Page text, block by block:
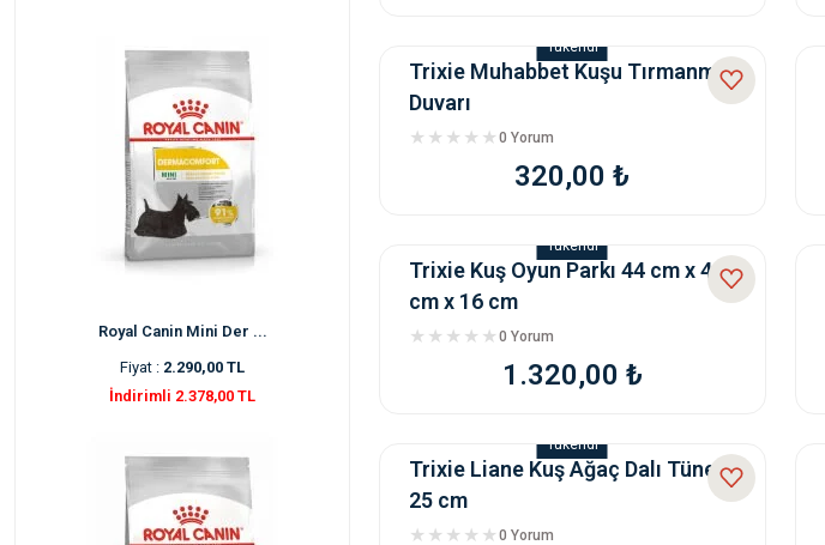
Royal Canin Mini Der ...
Fiyat : 2.290,00 TL
İndirimli 2.378,00 TL
Tükendi
Trixie Muhabbet Kuşu Tırmanma
Duvarı
0 Yorum
320,00 ₺
Tükendi
Trixie Kuş Oyun Parkı 44 cm x 44
cm x 16 cm
0 Yorum
1.320,00 ₺
Tükendi
Trixie Liane Kuş Ağaç Dalı Tünek
25 cm
0 Yorum